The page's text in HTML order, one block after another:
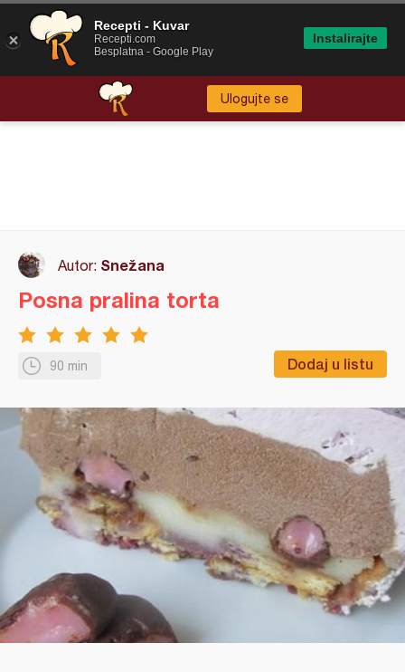
Ulogujte se
Autor: Snežana
90 min Dodaj u listu
Posna pralina torta
Recepti - Kuvar
Recepti.com
Besplatna - Google Play
Instalirajte